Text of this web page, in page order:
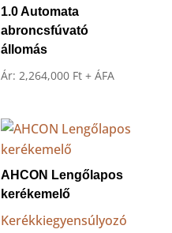
1.0 Automata
abroncsfúvató
állomás
Ár:2,264,000 Ft + ÁFA
AHCON Lengőlapos
kerékemelő
Kerékkiegyensúlyozó